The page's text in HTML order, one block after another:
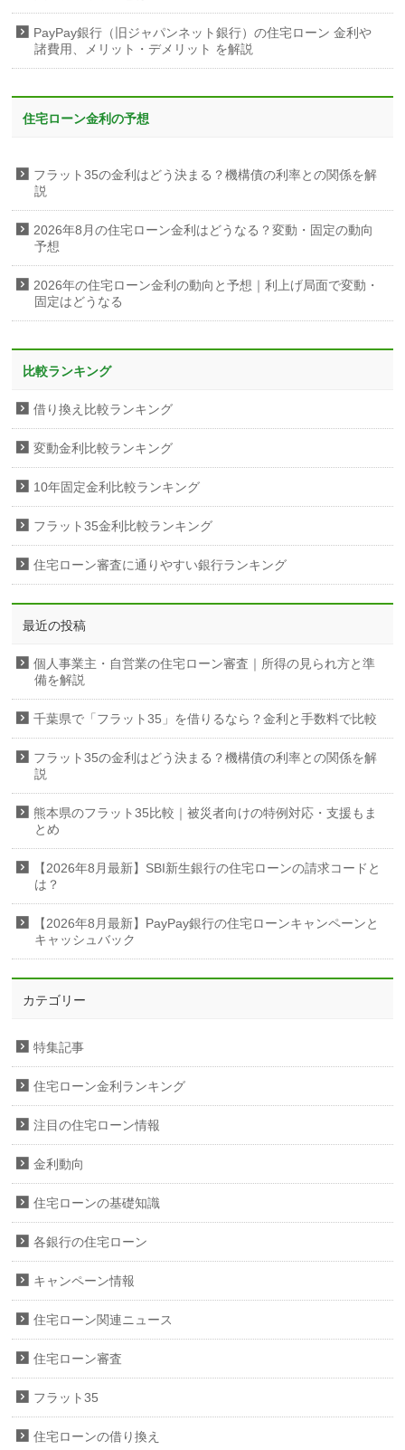
PayPay銀行（旧ジャパンネット銀行）の住宅ローン 金利や
諸費用、メリット・デメリット を解説
住宅ローン金利の予想
フラット35の金利はどう決まる？機構債の利率との関係を解
説
2026年8月の住宅ローン金利はどうなる？変動・固定の動向
予想
2026年の住宅ローン金利の動向と予想｜利上げ局面で変動・
固定はどうなる
比較ランキング
借り換え比較ランキング
変動金利比較ランキング
10年固定金利比較ランキング
フラット35金利比較ランキング
住宅ローン審査に通りやすい銀行ランキング
最近の投稿
個人事業主・自営業の住宅ローン審査｜所得の見られ方と準
備を解説
千葉県で「フラット35」を借りるなら？金利と手数料で比較
フラット35の金利はどう決まる？機構債の利率との関係を解
説
熊本県のフラット35比較｜被災者向けの特例対応・支援もま
とめ
【2026年8月最新】SBI新生銀行の住宅ローンの請求コードと
は？
【2026年8月最新】PayPay銀行の住宅ローンキャンペーンと
キャッシュバック
カテゴリー
特集記事
住宅ローン金利ランキング
注目の住宅ローン情報
金利動向
住宅ローンの基礎知識
各銀行の住宅ローン
キャンペーン情報
住宅ローン関連ニュース
住宅ローン審査
フラット35
住宅ローンの借り換え